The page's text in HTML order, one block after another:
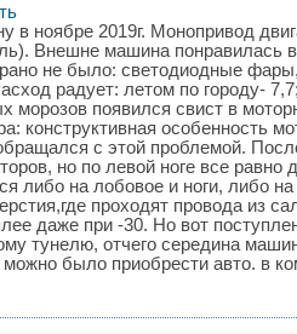
в ноябре 2019г. Монопривод
Внешне машина
не было: светодиодные
радует: летом по городу-
морозов появился свист в
конструктивная особенность
с этой проблемой.
но по левой ноге все
либо на лобовое и ноги, либо
проходят провода из
даже при -30. Но вот
тунелю, отчего середина
было приобрести авто. в